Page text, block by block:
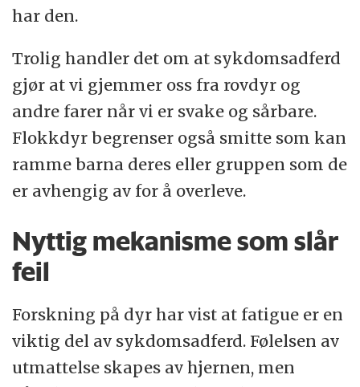
har den.
Trolig handler det om at sykdomsadferd
gjør at vi gjemmer oss fra rovdyr og
andre farer når vi er svake og sårbare.
Flokkdyr begrenser også smitte som kan
ramme barna deres eller gruppen som de
er avhengig av for å overleve.
Nyttig mekanisme som slår
feil
Forskning på dyr har vist at fatigue er en
viktig del av sykdomsadferd. Følelsen av
utmattelse skapes av hjernen, men